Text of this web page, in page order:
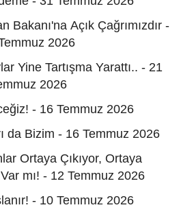
Bakanı'na Açık Çağrımızdır -
2026
Yine Tartışma Yarattı.. - 21
2026
- 16 Temmuz 2026
da Bizim - 16 Temmuz 2026
Ortaya Çıkıyor, Ortaya
mı! - 12 Temmuz 2026
- 10 Temmuz 2026